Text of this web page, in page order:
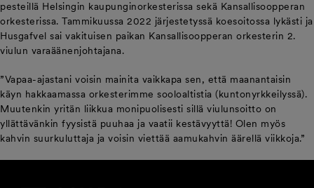
pesteillä Helsingin kaupunginorkesterissa sekä Kansallisoopperan
orkesterissa. Tammikuussa 2022 järjestetyssä koesoitossa lykästi ja
Husgafvel sai vakituisen paikan Kansallisoopperan orkesterin 2.
viulun varaäänenjohtajana.
”Vapaa-ajastani voisin mainita vaikkapa sen, että maanantaisin
käyn hakkaamassa orkesterimme sooloaltistia (kuntonyrkkeilyssä).
Muutenkin yritän liikkua monipuolisesti sillä viulunsoitto on
yllättävänkin fyysistä puuhaa ja vaatii kestävyyttä! Olen myös
kahvin suurkuluttaja ja voisin viettää aamukahvin äärellä viikkoja.”